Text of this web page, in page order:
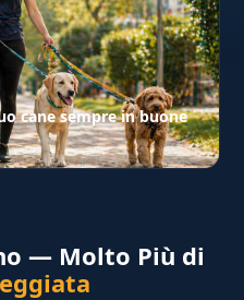
cane sempre in buone
— Molto Più di